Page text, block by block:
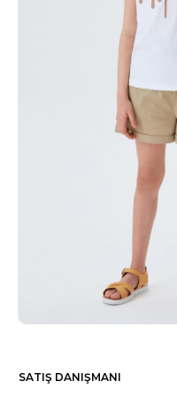
SATIŞ DANIŞMANI